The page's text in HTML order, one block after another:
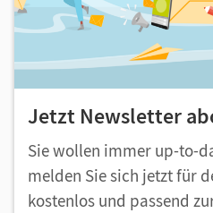
Jetzt Newsletter
Sie wollen immer up-to-
melden Sie sich jetzt für
kostenlos und passend